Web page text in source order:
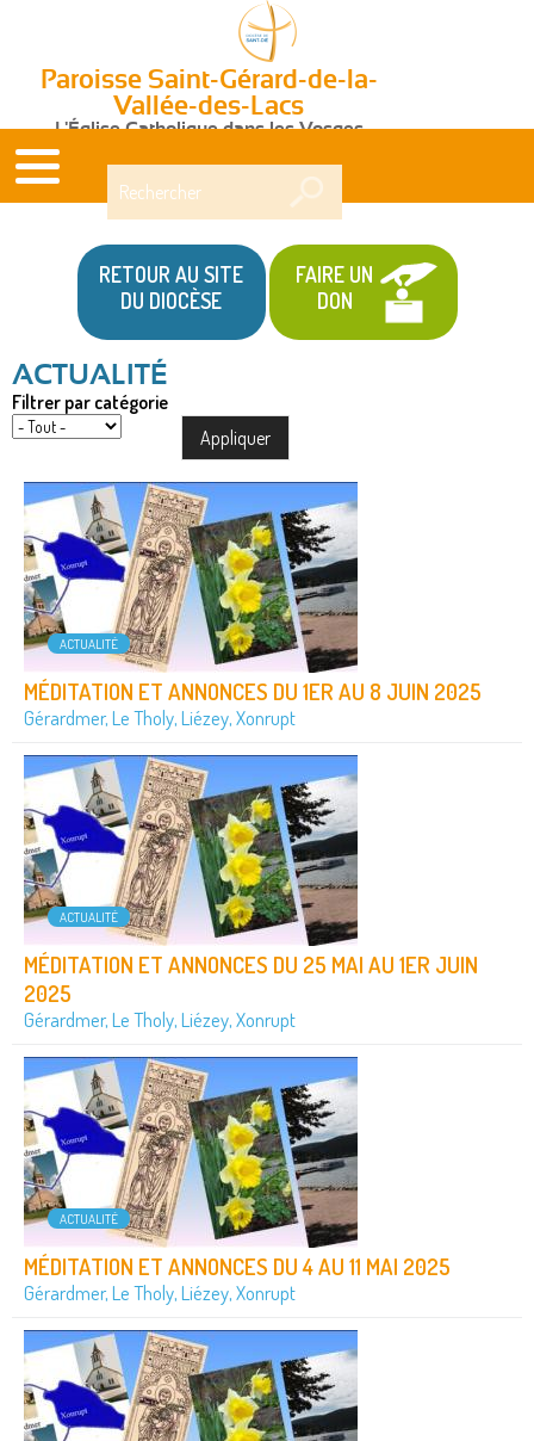
Paroisse Saint-Gérard-de-la-
Vallée-des-Lacs
L'Église Catholique dans les Vosges
RETOUR AU SITE
DU DIOCÈSE
FAIRE UN
DON
Filtrer par catégorie
ACTUALITÉ
MÉDITATION ET ANNONCES DU 1ER AU 8 JUIN 2025
Gérardmer, Le Tholy, Liézey, Xonrupt
ACTUALITÉ
MÉDITATION ET ANNONCES DU 25 MAI AU 1ER JUIN
2025
Gérardmer, Le Tholy, Liézey, Xonrupt
ACTUALITÉ
MÉDITATION ET ANNONCES DU 4 AU 11 MAI 2025
Gérardmer, Le Tholy, Liézey, Xonrupt